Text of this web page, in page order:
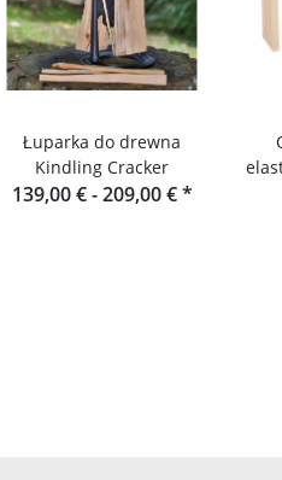
Łuparka do drewna
Kindling Cracker
139,00 € -209,00 €*